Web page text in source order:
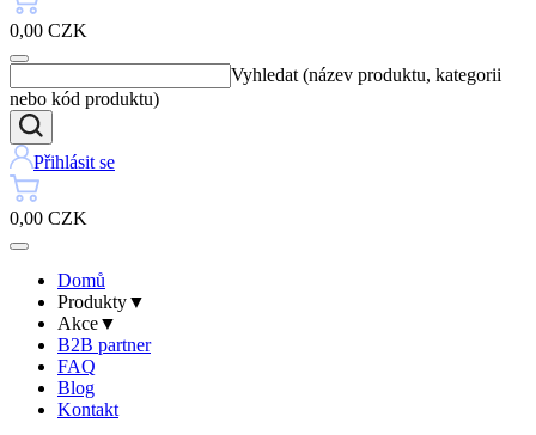
0,00 CZK
Vyhledat (název produktu, kategorii
nebo kód produktu)
Přihlásit se
0,00 CZK
Domů
Produkty▼
Akce▼
B2B partner
FAQ
Blog
Kontakt